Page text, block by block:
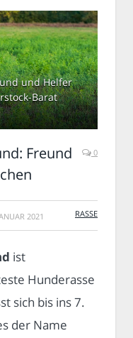
und Helfer
Barat
Freund
0
2021 RASSE
ist
Hunderasse
sich bis ins 7.
der Name